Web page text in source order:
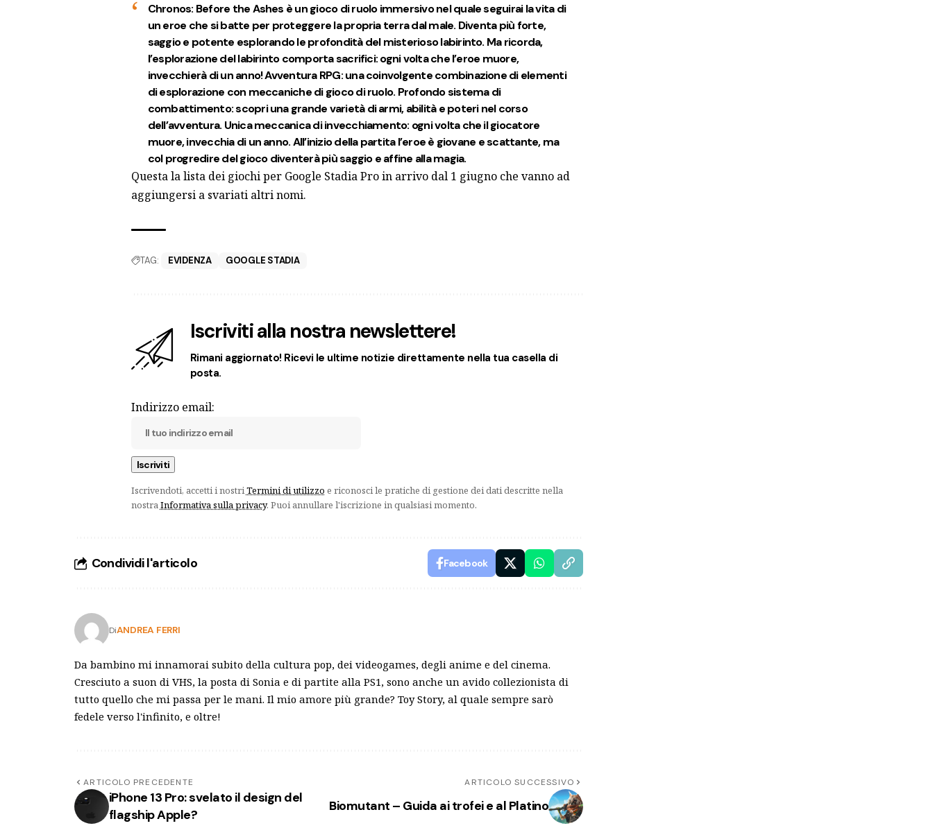
Chronos: Before the Ashes è un gioco di ruolo immersivo nel quale seguirai la vita di
un eroe che si batte per proteggere la propria terra dal male. Diventa più forte,
saggio e potente esplorando le profondità del misterioso labirinto. Ma ricorda,
l’esplorazione del labirinto comporta sacrifici: ogni volta che l’eroe muore,
invecchierà di un anno! Avventura RPG: una coinvolgente combinazione di elementi
di esplorazione con meccaniche di gioco di ruolo. Profondo sistema di
combattimento: scopri una grande varietà di armi, abilità e poteri nel corso
dell’avventura. Unica meccanica di invecchiamento: ogni volta che il giocatore
muore, invecchia di un anno. All’inizio della partita l’eroe è giovane e scattante, ma
col progredire del gioco diventerà più saggio e affine alla magia.
Questala lista dei giochiper Google Stadia Pro in arrivo dal 1 giugno che vanno ad
aggiungersi a svariati altri nomi.
TAG: EVIDENZA GOOGLE STADIA
Iscriviti alla nostra newslettere!
Rimani aggiornato! Ricevi le ultime notizie direttamente nella tua casella di
posta.
Indirizzo email:
Iscrivendoti, accetti i nostriTermini di utilizzo e riconosci le pratiche di gestione dei dati descritte nella
nostraInformativa sulla privacy. Puoi annullare l'iscrizione in qualsiasi momento.
Condividi l'articolo Facebook
DiANDREA FERRI
Da bambino mi innamorai subito della cultura pop, dei videogames, degli anime e del cinema.
Cresciuto a suon di VHS, la posta di Sonia e di partite alla PS1, sono anche un avido collezionista di
tutto quello che mi passa per le mani. Il mio amore più grande? Toy Story, al quale sempre sarò
fedele verso l'infinito, e oltre!
ARTICOLO PRECEDENTE
iPhone 13 Pro: svelato il design del
flagship Apple?
ARTICOLO SUCCESSIVO
Biomutant – Guida ai trofei e al Platino